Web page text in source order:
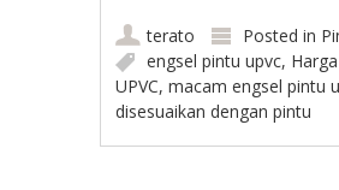
terato Posted in
engsel pintu upvc,
UPVC,macam engsel pintu
disesuaikan dengan pintu